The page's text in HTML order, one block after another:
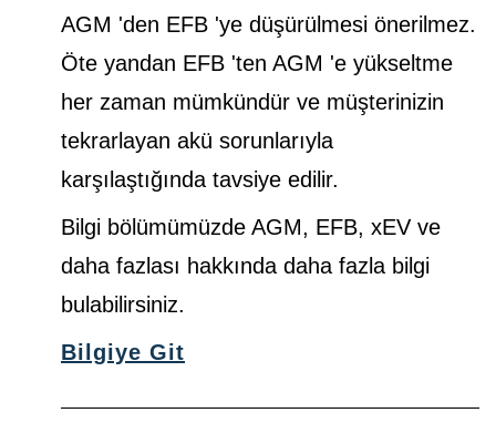
AGM 'den EFB 'ye düşürülmesi önerilmez.
Öte yandan EFB 'ten AGM 'e yükseltme
her zaman mümkündür ve müşterinizin
tekrarlayan akü sorunlarıyla
karşılaştığında tavsiye edilir.
Bilgi bölümümüzde AGM, EFB, xEV ve
daha fazlası hakkında daha fazla bilgi
bulabilirsiniz.
Bilgiye Git